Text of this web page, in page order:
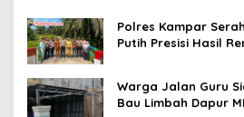
Kasi Binadik Lapas
Ridho Juga Dicopot
Polres Kampar
Putih Presisi Hasil
Warga Jalan Guru
Bau Limbah Dapur